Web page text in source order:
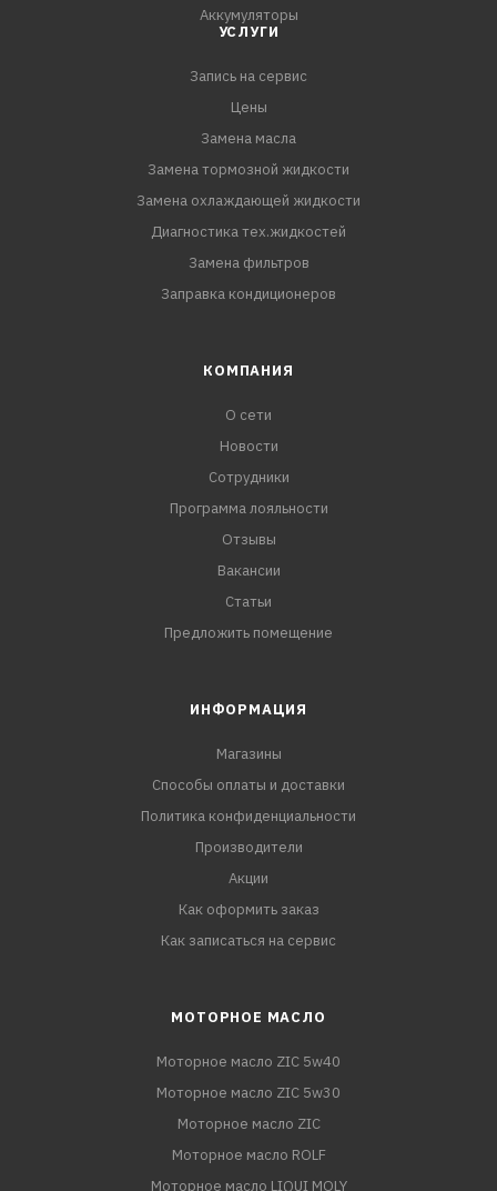
Аккумуляторы
УСЛУГИ
Запись на сервис
Цены
Замена масла
Замена тормозной жидкости
Замена охлаждающей жидкости
Диагностика тех.жидкостей
Замена фильтров
Заправка кондиционеров
КОМПАНИЯ
О сети
Новости
Сотрудники
Программа лояльности
Отзывы
Вакансии
Статьи
Предложить помещение
ИНФОРМАЦИЯ
Магазины
Способы оплаты и доставки
Политика конфиденциальности
Производители
Акции
Как оформить заказ
Как записаться на сервис
МОТОРНОЕ МАСЛО
Моторное масло ZIC 5w40
Моторное масло ZIC 5w30
Моторное масло ZIC
Моторное масло ROLF
Моторное масло LIQUI MOLY